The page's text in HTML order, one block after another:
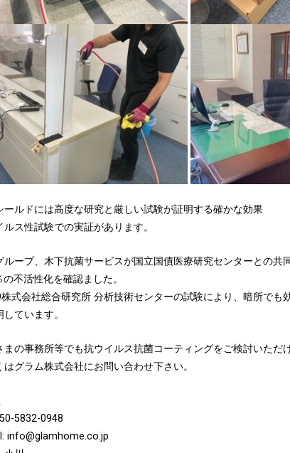
ールドには高度な研究と厳しい試験が証明する確かな効果
ルス性試験での実証があります。
ループ、木下抗菌サービスが国立国債医療研究センターとの共
の不活性化を確認ました。
式会社総合研究所 分析技術センターの試験により、暗所でも
しています。
まの事務所等でも抗ウイルス抗菌コーティングをご検討いただ
はグラム株式会社にお問い合わせ下さい。
5832-0948
info@glamhome.co.jp